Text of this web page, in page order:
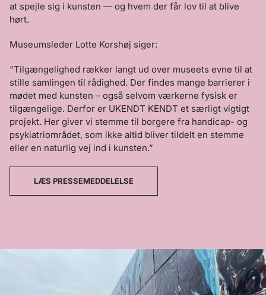
at spejle sig i kunsten — og hvem der får lov til at blive
hørt.
Museumsleder Lotte Korshøj siger:
“Tilgængelighed rækker langt ud over museets evne til at
stille samlingen til rådighed. Der findes mange barrierer i
mødet med kunsten – også selvom værkerne fysisk er
tilgængelige. Derfor er UKENDT KENDT et særligt vigtigt
projekt. Her giver vi stemme til borgere fra handicap- og
psykiatriområdet, som ikke altid bliver tildelt en stemme
eller en naturlig vej ind i kunsten.”
LÆS PRESSEMEDDELELSE